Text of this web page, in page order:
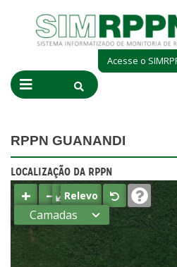
Acesse o
RPPN GUANANDI
LOCALIZAÇÃO DA RPPN
+ −⤢Relevo
Camadas
Estados
Municípios